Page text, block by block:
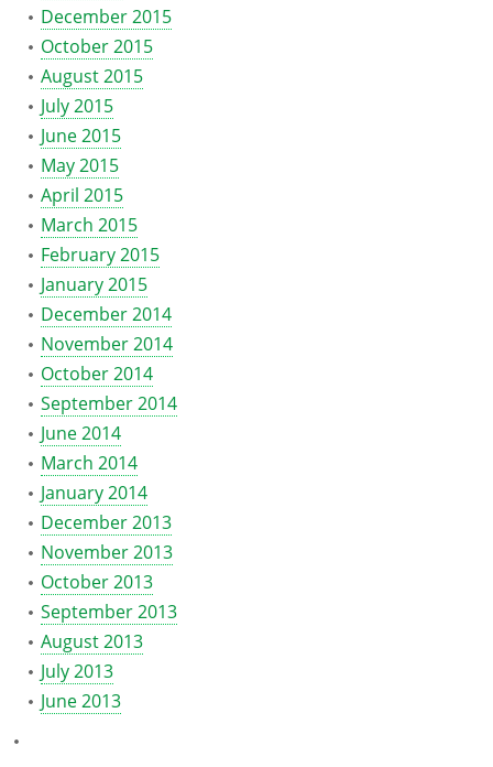
December 2015
October 2015
August 2015
July 2015
June 2015
May 2015
April 2015
March 2015
February 2015
January 2015
December 2014
November 2014
October 2014
September 2014
June 2014
March 2014
January 2014
December 2013
November 2013
October 2013
September 2013
August 2013
July 2013
June 2013